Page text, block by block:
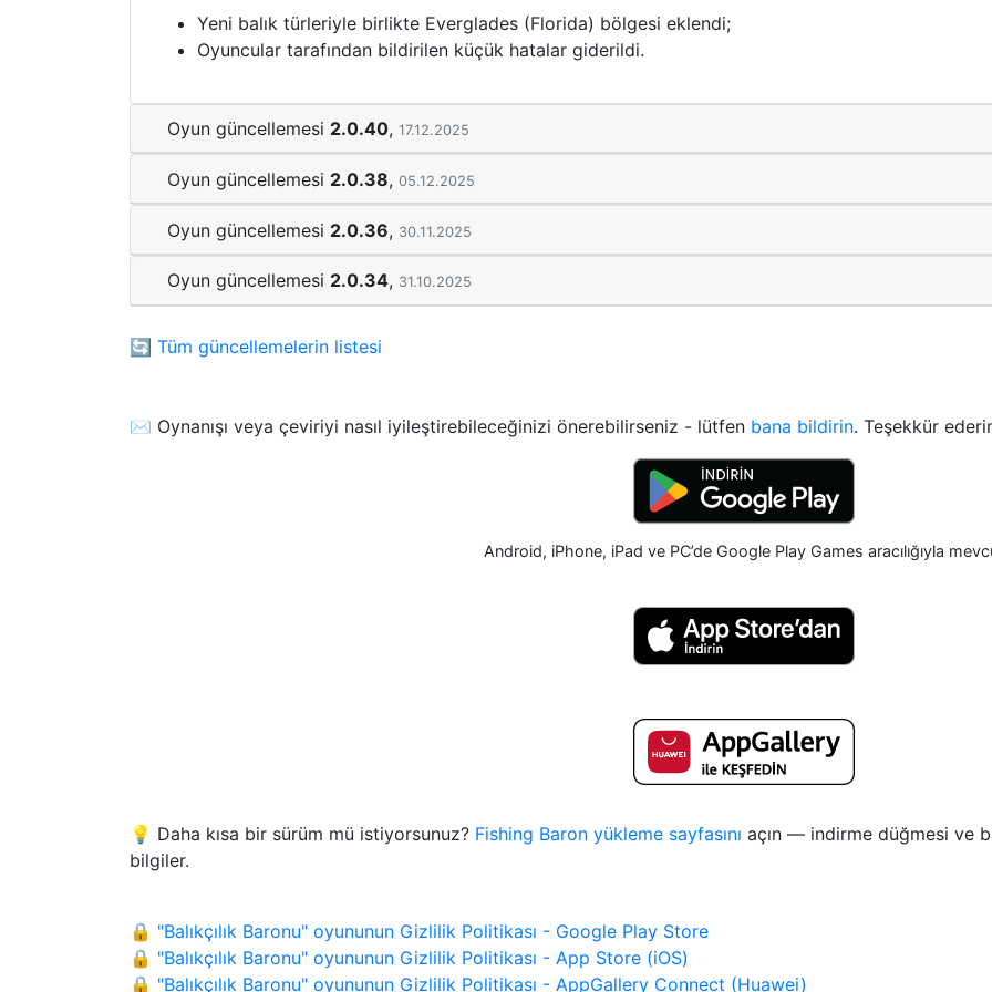
Yeni balık türleriyle birlikte Everglades (Florida) bölgesi eklendi;
Oyuncular tarafından bildirilen küçük hatalar giderildi.
Oyun güncellemesi 2.0.40, 17.12.2025
Oyun güncellemesi 2.0.38, 05.12.2025
Oyun güncellemesi 2.0.36, 30.11.2025
Oyun güncellemesi 2.0.34, 31.10.2025
🔄 Tüm güncellemelerin listesi
✉️ Oynanışı veya çeviriyi nasıl iyileştirebileceğinizi önerebilirseniz - lütfen bana bildirin. Teşekkür
Android, iPhone, iPad ve PC’de Google Play Games aracılığıyla
💡 Daha kısa bir sürüm mü istiyorsunuz? Fishing Baron yükleme sayfasını açın — indirme düğmesi ve
bilgiler.
🔒 "Balıkçılık Baronu" oyununun Gizlilik Politikası - Google Play Store
🔒 "Balıkçılık Baronu" oyununun Gizlilik Politikası - App Store (iOS)
🔒 "Balıkçılık Baronu" oyununun Gizlilik Politikası - AppGallery Connect (Huawei)